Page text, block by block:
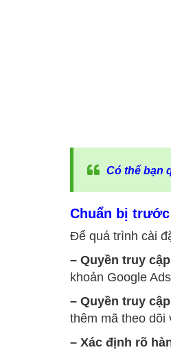
Có thể bạn
Chuẩn bị
Để quá trình cài
– Quyền truy
khoản Google
– Quyền truy
thêm mã theo
– Xác định rõ